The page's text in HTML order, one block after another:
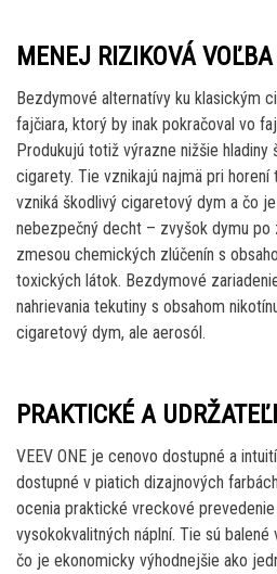
MENEJ RIZIKOVÁ VOĽBA
Bezdymové alternatívy ku klasickým
fajčiara, ktorý by inak pokračoval vo
Produkujú totiž výrazne nižšie hladiny
cigarety. Tie vznikajú najmä pri horení
vzniká škodlivý cigaretový dym a čo
nebezpečný decht – zvyšok dymu po
zmesou chemických zlúčenín s
toxických látok. Bezdymové
nahrievania tekutiny s obsahom
cigaretový dym, ale aerosól.
PRAKTICKÉ A
VEEV ONE je cenovo dostupné a
dostupné v piatich dizajnových
ocenia praktické vreckové prevedenie
vysokokvalitných náplní. Tie sú
čo je ekonomicky výhodnejšie ako